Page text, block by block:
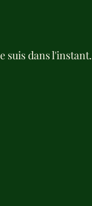
suis dans l'instant.